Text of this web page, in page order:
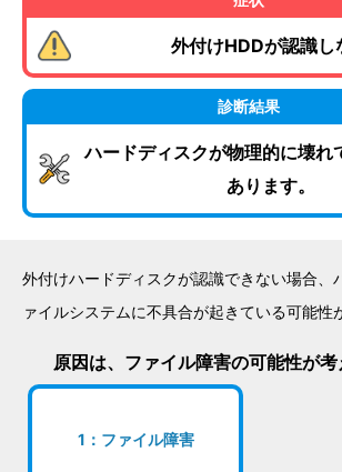
外付けHDDが認識し
診断結果
ハードディスクが物理的に壊れ
あります。
外付けハードディスクが認識できない場合、
ァイルシステムに不具合が起きている可能性
原因は、ファイル障害の可能性が考
1：ファイル障害